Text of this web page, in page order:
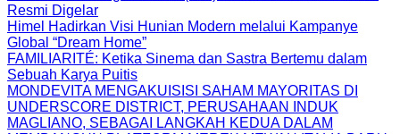
Resmi Digelar
Himel Hadirkan Visi Hunian Modern melalui Kampanye
Global “Dream Home”
FAMILIARITÉ: Ketika Sinema dan Sastra Bertemu dalam
Sebuah Karya Puitis
MONDEVITA MENGAKUISISI SAHAM MAYORITAS DI
UNDERSCORE DISTRICT, PERUSAHAAN INDUK
MAGLIANO, SEBAGAI LANGKAH KEDUA DALAM